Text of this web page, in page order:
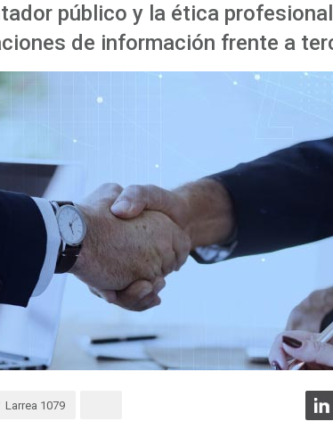
público y la ética
de información frente a
Larrea 1079